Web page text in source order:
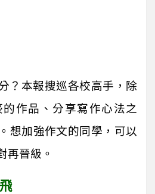
？本報搜巡各校高手，除
作品、分享寫作心法之
想加強作文的同學，可以
再晉級。